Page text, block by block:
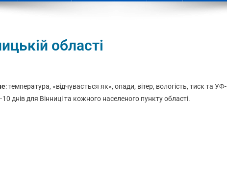
області
: температура, «відчувається як», опади, вітер, вологість, тиск та УФ-
днів для Вінниці та кожного населеного пункту області.